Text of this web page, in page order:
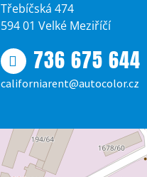
Třebíčská 474
594 01 Velké Meziříčí
736 675 644
californiarent@autocolor.cz